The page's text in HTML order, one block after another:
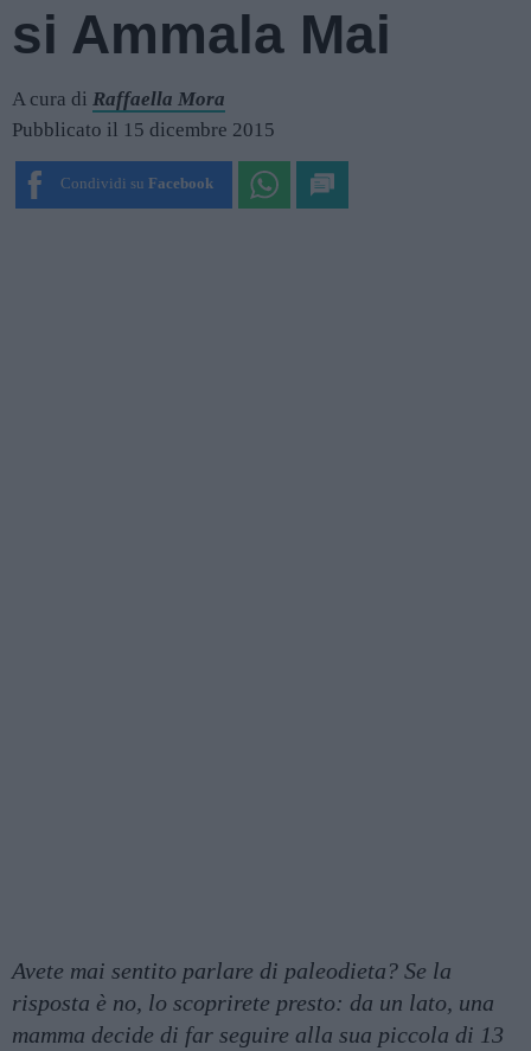
si Ammala Mai
A cura di Raffaella Mora
Pubblicato il 15 dicembre 2015
Condividi su Facebook
Avete mai sentito parlare di paleodieta? Se la
risposta è no, lo scoprirete presto: da un lato, una
mamma decide di far seguire alla sua piccola di 13